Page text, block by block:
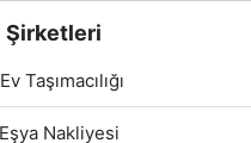
Şirketleri
Taşımacılığı
Nakliyesi